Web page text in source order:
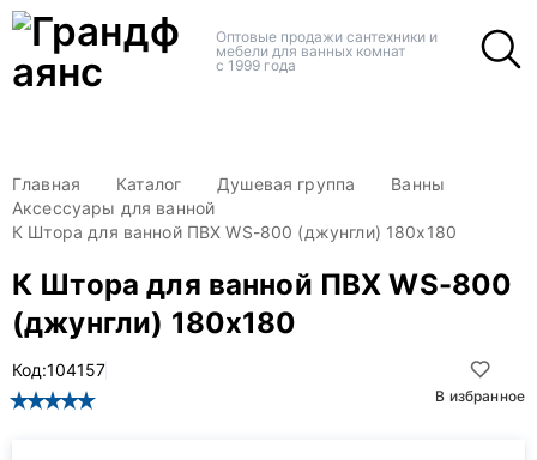
Оптовые продажи сантехники и
мебели для ванных комнат
с 1999 года
Главная Каталог Душевая группа
Ванны
Аксессуары для ванной
К Штора для ванной ПВХ WS-800 (джунгли) 180х180
К Штора для ванной ПВХ WS-800
(джунгли) 180х180
В избранное
Код:104157